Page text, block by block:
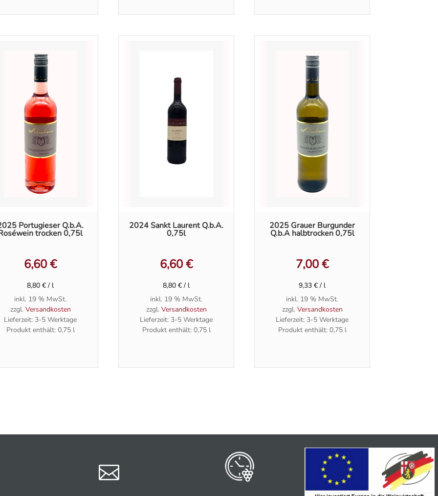
Portugieser Q.b.A.
trocken 0,75l
6,60€
8,80€ / l
inkl. 19 % MwSt.
zzgl. Versandkosten
Lieferzeit: 3-5 Werktage
Produkt enthält: 0,75 l
2024 Sankt Laurent Q.b.A.
0,75l
6,60€
8,80€ / l
inkl. 19 % MwSt.
zzgl. Versandkosten
Lieferzeit: 3-5 Werktage
Produkt enthält: 0,75 l
2025 Grauer Burgunder
Q.b.A halbtrocken 0,75l
7,00€
9,33€ / l
inkl. 19 % MwSt.
zzgl. Versandkosten
Lieferzeit: 3-5 Werktage
Produkt enthält: 0,75 l
